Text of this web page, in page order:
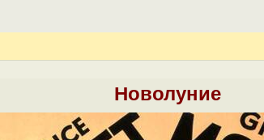
Новолуние